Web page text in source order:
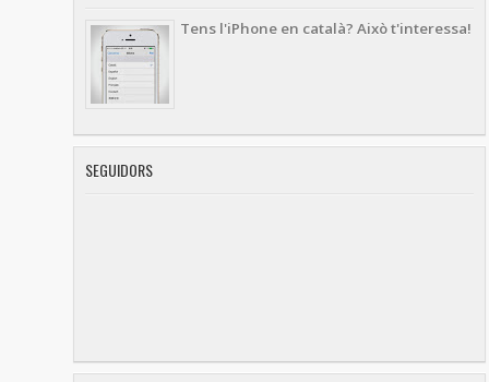
Tens l'iPhone en català? Això t'interessa!
SEGUIDORS